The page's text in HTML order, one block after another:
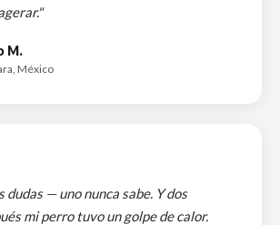
M.
México
dudas — uno nunca sabe. Y dos
mi perro tuvo un golpe de calor.